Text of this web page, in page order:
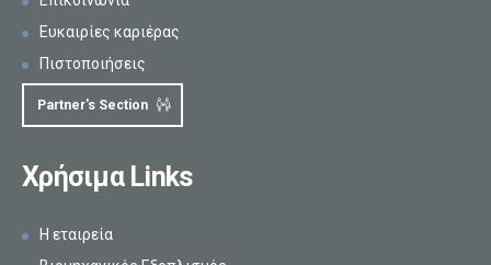
Ευκαιρίες καριέρας
Πιστοποιήσεις
Partner's Section
Χρήσιμα Links
Η εταιρεία